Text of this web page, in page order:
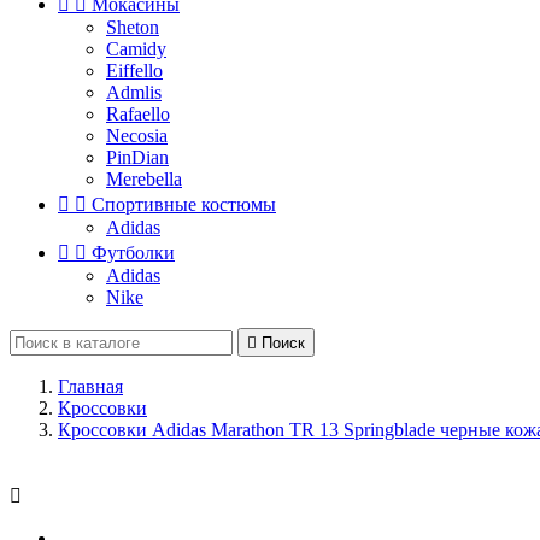
  Мокасины
Sheton
Camidy
Eiffello
Admlis
Rafaello
Necosia
PinDian
Merebella
  Спортивные костюмы
Adidas
  Футболки
Adidas
Nike
 Поиск
Главная
Кроссовки
Кроссовки Adidas Marathon TR 13 Springblade черные
